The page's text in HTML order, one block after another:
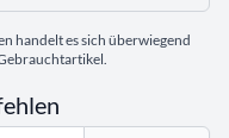
handelt es sich überwiegend